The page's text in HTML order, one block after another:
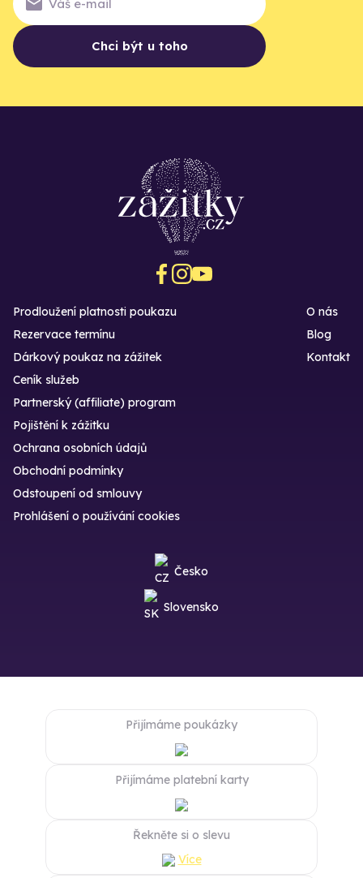
Chci být u toho
Prodloužení platnosti poukazu
Rezervace termínu
Dárkový poukaz na zážitek
O nás
Blog
Kontakt
Ceník služeb
Partnerský (affiliate) program
Pojištění k zážitku
Ochrana osobních údajů
Obchodní podmínky
Odstoupení od smlouvy
Prohlášení o používání cookies
Česko
Slovensko
Přijímáme poukázky
Přijímáme platební karty
Řekněte si o slevu
Více